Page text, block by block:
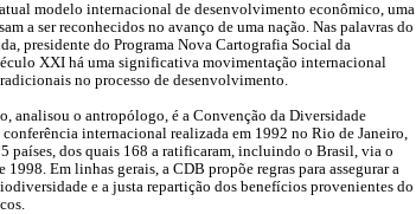
modelo internacional de desenvolvimento econômico, uma
a ser reconhecidos no avanço de uma nação. Nas palavras do
presidente do Programa Nova Cartografia Social da
XXI há uma significativa movimentação internacional
no processo de desenvolvimento.
analisou o antropólogo, é a Convenção da Diversidade
internacional realizada em 1992 no Rio de Janeiro,
países, dos quais 168 a ratificaram, incluindo o Brasil, via o
1998. Em linhas gerais, a CDB propõe regras para assegurar a
e a justa repartição dos benefícios provenientes do